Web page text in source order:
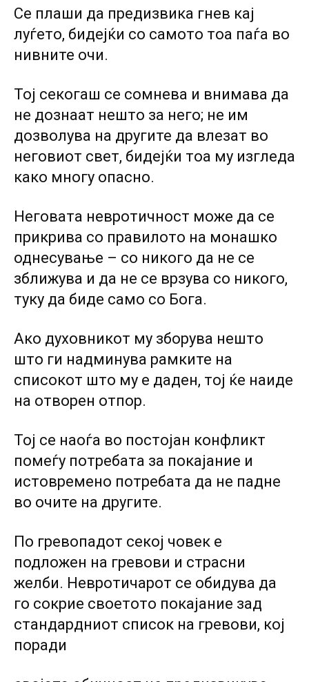
Се плаши да предизвика гнев кај
луѓето, бидејќи co самото тоа паѓа во
нивните очи.
Тој секогаш се сомнева и внимава да
не дознаат нешто за него; не им
дозволува на другите да влезат во
неговиот свет, бидејќи тоа му изгледа
како многу опасно.
Неговата невротичност може да се
прикрива co правилото на монашко
однесување – co никого да не се
зближува и да не се врзува co никого,
туку да биде само co Бога.
Ако духовникот му зборува нешто
што ги надминува рамките на
списокот што му е даден, тој ќе наиде
на отворен отпор.
Тој се наоѓа во постојан конфликт
помеѓу потребата за покајание и
истовремено потребата да не падне
во очите на другите.
По гревопадот секој човек е
подложен на гревови и страсни
желби. Невротичарот се обидува да
го сокрие своетото покајание зад
стандардниот список на гревови, кој
поради